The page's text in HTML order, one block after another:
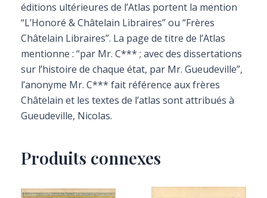
éditions ultérieures de l’Atlas portent la mention
“L’Honoré & Châtelain Libraires” ou “Frères
Châtelain Libraires”. La page de titre de l’Atlas
mentionne : “par Mr. C*** ; avec des dissertations
sur l’histoire de chaque état, par Mr. Gueudeville”,
l’anonyme Mr. C*** fait référence aux frères
Châtelain et les textes de l’atlas sont attribués à
Gueudeville, Nicolas.
Produits connexes